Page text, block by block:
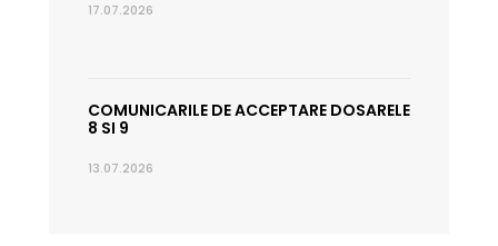
17.07.2026
COMUNICARILE DE ACCEPTARE DOSARELE
8 SI 9
13.07.2026